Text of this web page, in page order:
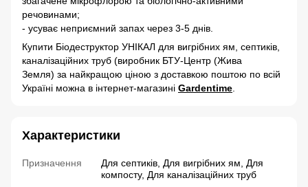
речовинами;
- усуває неприємний запах через 3-5 днів.
Купити Біодеструктор УНІКАЛ для вигрібних ям, септиків,
каналізаційних труб (виробник БТУ-Центр (Жива
Земля) за найкращою ціною з доставкою поштою по всій
Україні можна в інтернет-магазині Gardentime
Характеристики
Призначення
Для септиків, Для вигрібних ям, Для
компосту, Для каналізаційних труб